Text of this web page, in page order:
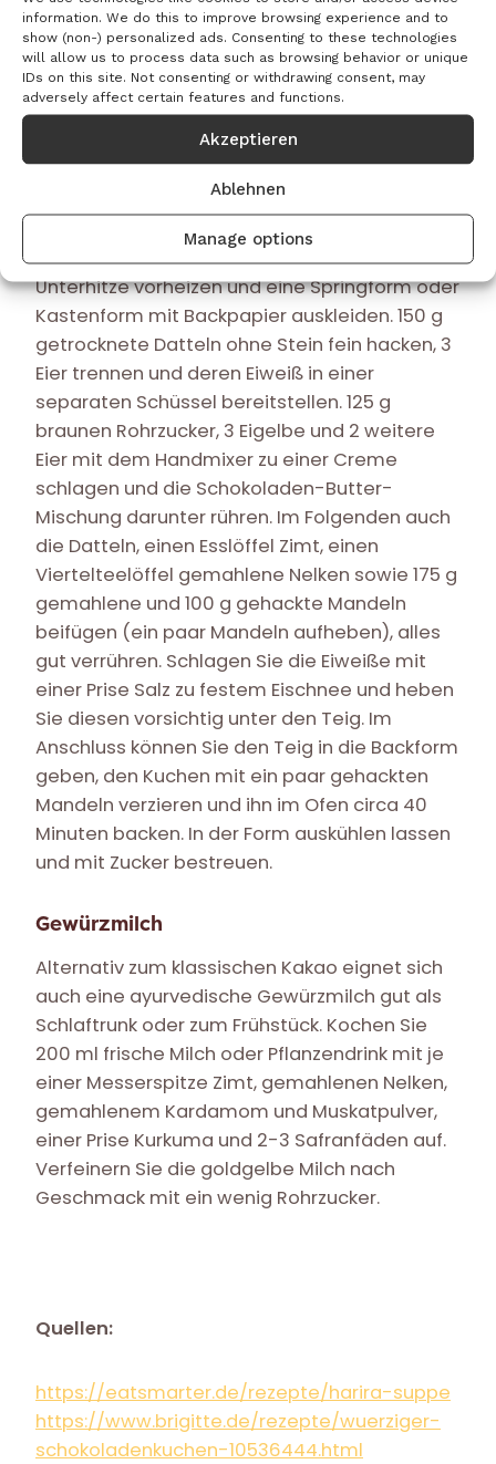
information. We do this to improve browsing experience and to
show (non-) personalized ads. Consenting to these technologies
will allow us to process data such as browsing behavior or unique
IDs on this site. Not consenting or withdrawing consent, may
adversely affect certain features and functions.
Akzeptieren
Ablehnen
Manage options
anders, beglückt den Gaumen mit viel
Zartbitterschokolade und erfüllt sogar die
Kriterien einer Low-Carb-Ernährung.
250 g Zartbitterschokolade fein hacken und
zusammen mit 175 g Butter im warmen
Wasserbad in einer Metallschüssel zum
Schmelzen bringen. Den Backofen auf 160
Grad Umluft beziehungsweise 180 Grad Ober-
Unterhitze vorheizen und eine Springform oder
Kastenform mit Backpapier auskleiden. 150 g
getrocknete Datteln ohne Stein fein hacken, 3
Eier trennen und deren Eiweiß in einer
separaten Schüssel bereitstellen. 125 g
braunen Rohrzucker, 3 Eigelbe und 2 weitere
Eier mit dem Handmixer zu einer Creme
schlagen und die Schokoladen-Butter-
Mischung darunter rühren. Im Folgenden auch
die Datteln, einen Esslöffel Zimt, einen
Viertelteelöffel gemahlene Nelken sowie 175 g
gemahlene und 100 g gehackte Mandeln
beifügen (ein paar Mandeln aufheben), alles
gut verrühren. Schlagen Sie die Eiweiße mit
einer Prise Salz zu festem Eischnee und heben
Sie diesen vorsichtig unter den Teig. Im
Anschluss können Sie den Teig in die Backform
geben, den Kuchen mit ein paar gehackten
Mandeln verzieren und ihn im Ofen circa 40
Minuten backen. In der Form auskühlen lassen
und mit Zucker bestreuen.
Gewürzmilch
Alternativ zum klassischen Kakao eignet sich
auch eine ayurvedische Gewürzmilch gut als
Schlaftrunk oder zum Frühstück. Kochen Sie
200 ml frische Milch oder Pflanzendrink mit je
einer Messerspitze Zimt, gemahlenen Nelken,
gemahlenem Kardamom und Muskatpulver,
einer Prise Kurkuma und 2-3 Safranfäden auf.
Verfeinern Sie die goldgelbe Milch nach
Geschmack mit ein wenig Rohrzucker.
Quellen:
https://eatsmarter.de/rezepte/harira-suppe
https://www.brigitte.de/rezepte/wuerziger-
schokoladenkuchen-10536444.html